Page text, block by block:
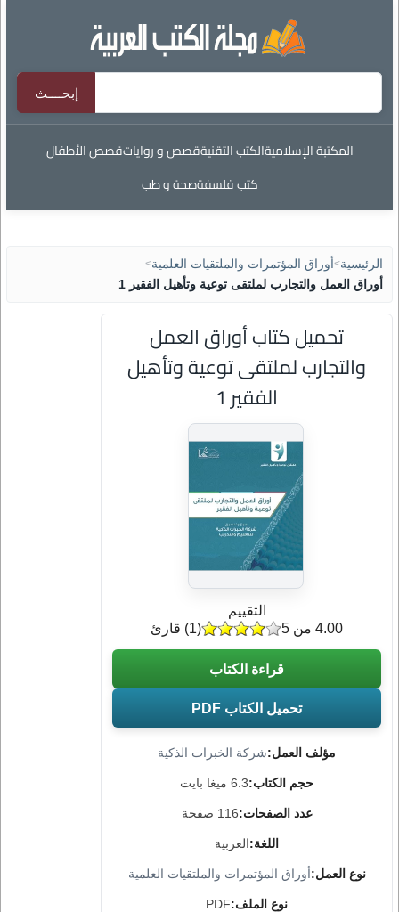
المكتبة الإسلاميةالكتب التقنيةقصص و رواياتقصص الأطفال
كتب فلسفةصحة و طب
الرئيسية> أوراق المؤتمرات والملتقيات العلمية>
أوراق العمل والتجارب لملتقى توعية وتأهيل الفقير 1
تحميل كتاب أوراق العمل
والتجارب لملتقى توعية وتأهيل
الفقير 1
مؤلف العمل:شركة الخبرات الذكية
حجم الكتاب:6.3 ميغا بايت
عدد الصفحات:116 صفحة
اللغة:العربية
نوع العمل:أوراق المؤتمرات والملتقيات العلمية
نوع الملف:PDF
التقييم
(
1) قارئ 4.00 من 5
قراءة الكتاب
تحميل الكتاب PDF